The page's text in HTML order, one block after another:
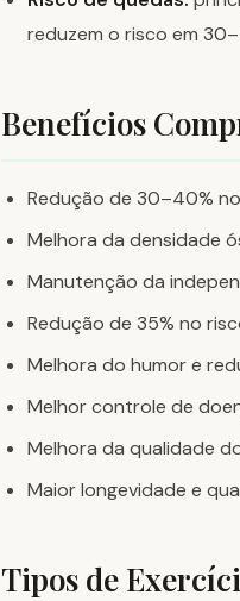
reduzem o risco em
Benefícios
Redução de 30–40%
Melhora da densidade
Manutenção da
Redução de 35% no
Melhora do humor e
Melhor controle de
Melhora da qualidade
Maior longevidade e
Tipos de